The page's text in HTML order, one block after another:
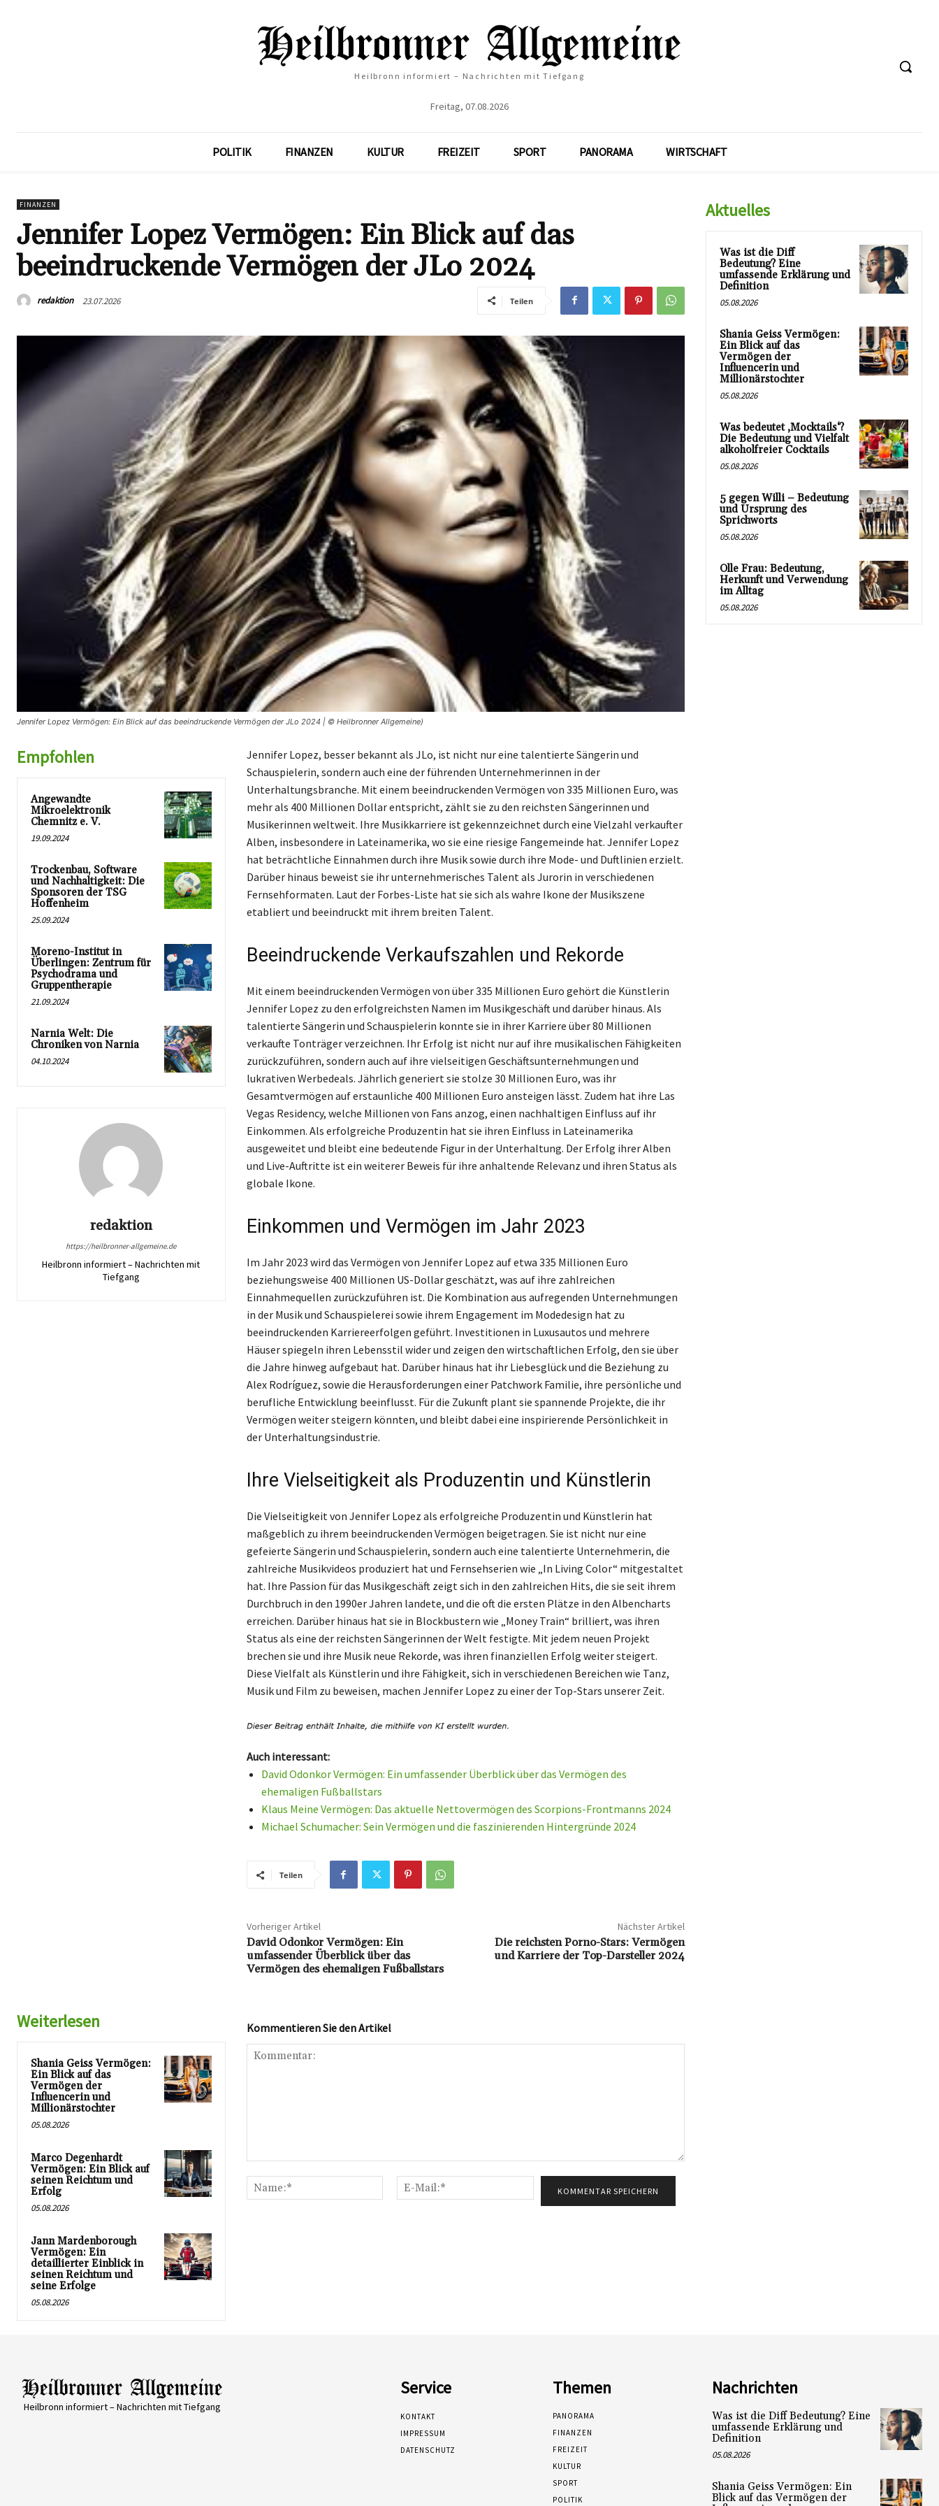
Heilbronn informiert – Nachrichten mit Tiefgang
Freitag, 07.08.2026
POLITIK FINANZEN KULTUR FREIZEIT SPORT PANORAMA WIRTSCHAFT
FINANZEN
Jennifer Lopez Vermögen: Ein Blick auf das
beeindruckende Vermögen der JLo 2024
redaktion 23.07.2026 Teilen
Jennifer Lopez Vermögen: Ein Blick auf das beeindruckende Vermögen der JLo 2024 | © Heilbronner Allgemeine)
Empfohlen
Angewandte
Mikroelektronik
Chemnitz e. V.
19.09.2024
Trockenbau, Software
und Nachhaltigkeit: Die
Sponsoren der TSG
Hoffenheim
25.09.2024
Moreno-Institut in
Überlingen: Zentrum für
Psychodrama und
Gruppentherapie
21.09.2024
Narnia Welt: Die
Chroniken von Narnia
04.10.2024
redaktion
https://heilbronner-allgemeine.de
Heilbronn informiert – Nachrichten mit
Tiefgang
Jennifer Lopez, besser bekannt als JLo, ist nicht nur eine talentierte Sängerin und
Schauspielerin, sondern auch eine der führenden Unternehmerinnen in der
Unterhaltungsbranche. Mit einem beeindruckenden Vermögen von 335 Millionen Euro, was
mehr als 400 Millionen Dollar entspricht, zählt sie zu den reichsten Sängerinnen und
Musikerinnen weltweit. Ihre Musikkarriere ist gekennzeichnet durch eine Vielzahl verkaufter
Alben, insbesondere in Lateinamerika, wo sie eine riesige Fangemeinde hat. Jennifer Lopez
hat beträchtliche Einnahmen durch ihre Musik sowie durch ihre Mode- und Duftlinien erzielt.
Darüber hinaus beweist sie ihr unternehmerisches Talent als Jurorin in verschiedenen
Fernsehformaten. Laut der Forbes-Liste hat sie sich als wahre Ikone der Musikszene
etabliert und beeindruckt mit ihrem breiten Talent.
Beeindruckende Verkaufszahlen und Rekorde
Mit einem beeindruckenden Vermögen von über 335 Millionen Euro gehört die Künstlerin
Jennifer Lopez zu den erfolgreichsten Namen im Musikgeschäft und darüber hinaus. Als
talentierte Sängerin und Schauspielerin konnte sie in ihrer Karriere über 80 Millionen
verkaufte Tonträger verzeichnen. Ihr Erfolg ist nicht nur auf ihre musikalischen Fähigkeiten
zurückzuführen, sondern auch auf ihre vielseitigen Geschäftsunternehmungen und
lukrativen Werbedeals. Jährlich generiert sie stolze 30 Millionen Euro, was ihr
Gesamtvermögen auf erstaunliche 400 Millionen Euro ansteigen lässt. Zudem hat ihre Las
Vegas Residency, welche Millionen von Fans anzog, einen nachhaltigen Einfluss auf ihr
Einkommen. Als erfolgreiche Produzentin hat sie ihren Einfluss in Lateinamerika
ausgeweitet und bleibt eine bedeutende Figur in der Unterhaltung. Der Erfolg ihrer Alben
und Live-Auftritte ist ein weiterer Beweis für ihre anhaltende Relevanz und ihren Status als
globale Ikone.
Einkommen und Vermögen im Jahr 2023
Im Jahr 2023 wird das Vermögen von Jennifer Lopez auf etwa 335 Millionen Euro
beziehungsweise 400 Millionen US-Dollar geschätzt, was auf ihre zahlreichen
Einnahmequellen zurückzuführen ist. Die Kombination aus aufregenden Unternehmungen
in der Musik und Schauspielerei sowie ihrem Engagement im Modedesign hat zu
beeindruckenden Karriereerfolgen geführt. Investitionen in Luxusautos und mehrere
Häuser spiegeln ihren Lebensstil wider und zeigen den wirtschaftlichen Erfolg, den sie über
die Jahre hinweg aufgebaut hat. Darüber hinaus hat ihr Liebesglück und die Beziehung zu
Alex Rodríguez, sowie die Herausforderungen einer Patchwork Familie, ihre persönliche und
berufliche Entwicklung beeinflusst. Für die Zukunft plant sie spannende Projekte, die ihr
Vermögen weiter steigern könnten, und bleibt dabei eine inspirierende Persönlichkeit in
der Unterhaltungsindustrie.
Ihre Vielseitigkeit als Produzentin und Künstlerin
Die Vielseitigkeit von Jennifer Lopez als erfolgreiche Produzentin und Künstlerin hat
maßgeblich zu ihrem beeindruckenden Vermögen beigetragen. Sie ist nicht nur eine
gefeierte Sängerin und Schauspielerin, sondern auch eine talentierte Unternehmerin, die
zahlreiche Musikvideos produziert hat und Fernsehserien wie „In Living Color“ mitgestaltet
hat. Ihre Passion für das Musikgeschäft zeigt sich in den zahlreichen Hits, die sie seit ihrem
Durchbruch in den 1990er Jahren landete, und die oft die ersten Plätze in den Albencharts
erreichen. Darüber hinaus hat sie in Blockbustern wie „Money Train“ brilliert, was ihren
Status als eine der reichsten Sängerinnen der Welt festigte. Mit jedem neuen Projekt
brechen sie und ihre Musik neue Rekorde, was ihren finanziellen Erfolg weiter steigert.
Diese Vielfalt als Künstlerin und ihre Fähigkeit, sich in verschiedenen Bereichen wie Tanz,
Musik und Film zu beweisen, machen Jennifer Lopez zu einer der Top-Stars unserer Zeit.
Auch interessant:
David Odonkor Vermögen: Ein umfassender Überblick über das Vermögen des
ehemaligen Fußballstars
Klaus Meine Vermögen: Das aktuelle Nettovermögen des Scorpions-Frontmanns 2024
Michael Schumacher: Sein Vermögen und die faszinierenden Hintergründe 2024
Teilen
Vorheriger Artikel
David Odonkor Vermögen: Ein
umfassender Überblick über das
Vermögen des ehemaligen Fußballstars
Nächster Artikel
Die reichsten Porno-Stars: Vermögen
und Karriere der Top-Darsteller 2024
Weiterlesen
Shania Geiss Vermögen:
Ein Blick auf das
Vermögen der
Influencerin und
Millionärstochter
05.08.2026
Marco Degenhardt
Vermögen: Ein Blick auf
seinen Reichtum und
Erfolg
05.08.2026
Jann Mardenborough
Vermögen: Ein
detaillierter Einblick in
seinen Reichtum und
seine Erfolge
05.08.2026
Kommentieren Sie den Artikel
Name:*
Mail:*
Aktuelles
Was ist die Diff
Bedeutung? Eine
umfassende Erklärung und
Definition
05.08.2026
Shania Geiss Vermögen:
Ein Blick auf das
Vermögen der
Influencerin und
Millionärstochter
05.08.2026
Was bedeutet ‚Mocktails‘?
Die Bedeutung und Vielfalt
alkoholfreier Cocktails
05.08.2026
5 gegen Willi – Bedeutung
und Ursprung des
Sprichworts
05.08.2026
Olle Frau: Bedeutung,
Herkunft und Verwendung
im Alltag
05.08.2026
Heilbronn informiert – Nachrichten mit Tiefgang
Service
KONTAKT
IMPRESSUM
DATENSCHUTZ
Themen
PANORAMA
FINANZEN
FREIZEIT
KULTUR
SPORT
POLITIK
Nachrichten
Was ist die Diff Bedeutung? Eine
umfassende Erklärung und
Definition
05.08.2026
Shania Geiss Vermögen: Ein
Blick auf das Vermögen der